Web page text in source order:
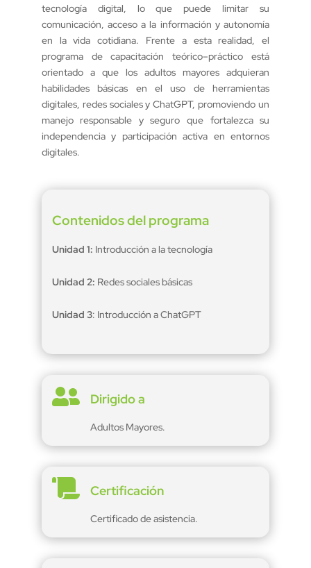
tecnología digital, lo que puede limitar su
comunicación, acceso a la información y autonomía
en la vida cotidiana. Frente a esta realidad, el
programa de capacitación teórico–práctico está
orientado a que los adultos mayores adquieran
habilidades básicas en el uso de herramientas
digitales, redes sociales y ChatGPT, promoviendo un
manejo responsable y seguro que fortalezca su
independencia y participación activa en entornos
digitales.
Contenidos del programa
Unidad 1: Introducción a la tecnología
Unidad 2: Redes sociales básicas
Unidad 3: Introducción a ChatGPT
 Dirigido a
Adultos Mayores.
 Certificación
Certificado de asistencia.